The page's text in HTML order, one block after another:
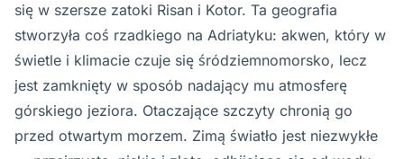
się w szersze zatoki Risan i Kotor. Ta geografia
stworzyła coś rzadkiego na Adriatyku: akwen, który w
świetle i klimacie czuje się śródziemnomorsko, lecz
jest zamknięty w sposób nadający mu atmosferę
górskiego jeziora. Otaczające szczyty chronią go
przed otwartym morzem. Zimą światło jest niezwykłe